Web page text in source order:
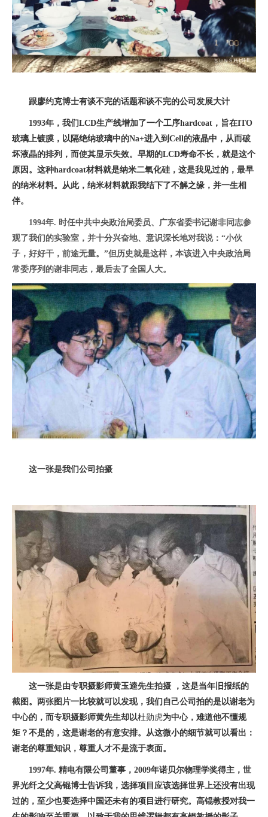
跟廖约克博士有谈不完的话题和谈不完的公司发展大计
1993年，我们LCD生产线增加了一个工序hardcoat，旨在ITO
玻璃上镀膜，以隔绝纳玻璃中的Na+进入到Cell的液晶中，从而破
坏液晶的排列，而使其显示失效。早期的LCD寿命不长，就是这个
原因。这种hardcoat材料就是纳米二氧化硅，这是我见过的，最早
的纳米材料。从此，纳米材料就跟我结下了不解之缘，并一生相
伴。
1994年. 时任中共中央政治局委员、广东省委书记谢非同志参
观了我们的实验室，并十分兴奋地、意识深长地对我说：“小伙
子，好好干，前途无量。”但历史就是这样，本该进入中央政治局
常委序列的谢非同志，最后去了全国人大。
这一张是我们公司拍摄
这一张是由专职摄影师黄玉逵先生拍摄 ，这是当年旧报纸的
截图。两张图片一比较就可以发现，我们自己公司拍的是以谢老为
中心的，而专职摄影师黄先生却以杜勋虎为中心，难道他不懂规
矩？不是的，这是谢老的有意安排。从这微小的细节就可以看出：
谢老的尊重知识，尊重人才不是流于表面。
1997年. 精电有限公司董事，2009年诺贝尔物理学奖得主，世
界光纤之父高锟博士告诉我，选择项目应该选择世界上还没有出现
过的，至少也要选择中国还未有的项目进行研究。高锟教授对我一